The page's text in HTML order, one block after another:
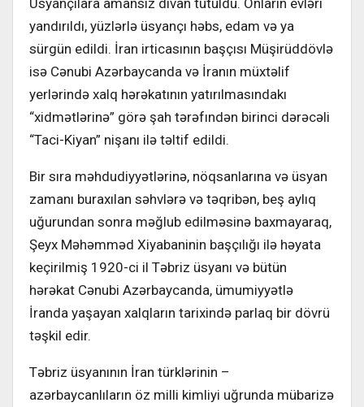
Üsyançılara amansız divan tutuldu. Onların evləri
yandırıldı, yüzlərlə üsyançı həbs, edam və ya
sürgün edildi. İran irticasının başçısı Müşirüddövlə
isə Cənubi Azərbaycanda və İranın müxtəlif
yerlərində xalq hərəkatının yatırılmasındakı
“xidmətlərinə” görə şah tərəfındən birinci dərəcəli
“Taci-Kiyan” nişanı ilə təltif edildi.
Bir sıra məhdudiyyətlərinə, nöqsanlarına və üsyan
zamanı buraxılan səhvlərə və təqribən, beş aylıq
uğurundan sonra məğlub edilməsinə baxmayaraq,
Şeyx Məhəmməd Xiyabaninin başçılığı ilə həyata
keçirilmiş 1920-ci il Təbriz üsyanı və bütün
hərəkat Cənubi Azərbaycanda, ümumiyyətlə
İranda yaşayan xalqların tarixində parlaq bir dövrü
təşkil edir.
Təbriz üsyanının İran türklərinin –
azərbaycanlıların öz milli kimliyi uğrunda mübarizə